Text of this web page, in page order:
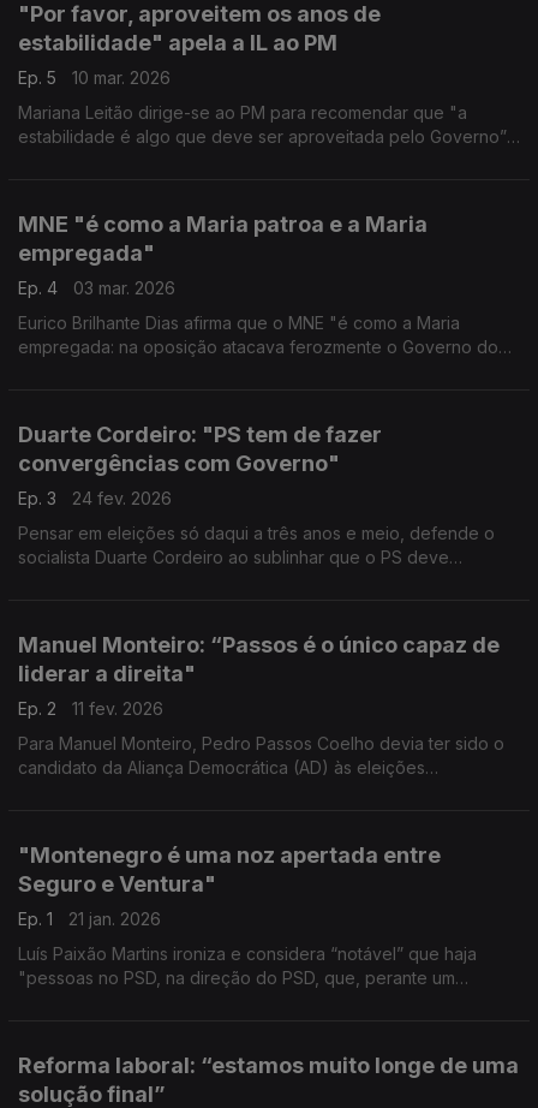
"Por favor, aproveitem os anos de
estabilidade" apela a IL ao PM
Ep. 5
10 mar. 2026
Mariana Leitão dirige-se ao PM para recomendar que "a
estabilidade é algo que deve ser aproveitada pelo Governo”.
MNE "é como a Maria patroa e a Maria
empregada"
Ep. 4
03 mar. 2026
Eurico Brilhante Dias afirma que o MNE "é como a Maria
empregada: na oposição atacava ferozmente o Governo do
Duarte Cordeiro: "PS tem de fazer
convergências com Governo"
Ep. 3
24 fev. 2026
Pensar em eleições só daqui a três anos e meio, defende o
socialista Duarte Cordeiro ao sublinhar que o PS deve
Manuel Monteiro: “Passos é o único capaz de
liderar a direita"
Ep. 2
11 fev. 2026
Para Manuel Monteiro, Pedro Passos Coelho devia ter sido o
candidato da Aliança Democrática (AD) às eleições
"Montenegro é uma noz apertada entre
Seguro e Ventura"
Ep. 1
21 jan. 2026
Luís Paixão Martins ironiza e considera “notável” que haja
"pessoas no PSD, na direção do PSD, que, perante um
Reforma laboral: “estamos muito longe de uma
solução final”